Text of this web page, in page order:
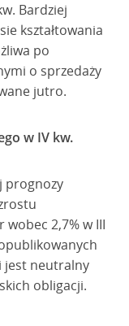
Bardziej
kształtowania
po
o sprzedaży
jutro.
w IV kw.
prognozy
2,7% w III
jest neutralny
obligacji.